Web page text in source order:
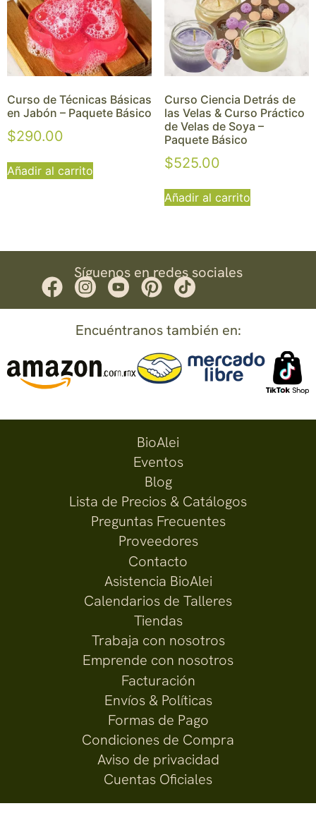
Curso de Técnicas Básicas
en Jabón – Paquete Básico
$290.00
Añadir al carrito
Curso Ciencia Detrás de
las Velas & Curso Práctico
de Velas de Soya –
Paquete Básico
$525.00
Añadir al carrito
Síguenos en redes sociales
Encuéntranos también en:
BioAlei
Eventos
Blog
Lista de Precios & Catálogos
Preguntas Frecuentes
Proveedores
Contacto
Asistencia BioAlei
Calendarios de Talleres
Tiendas
Trabaja con nosotros
Emprende con nosotros
Facturación
Envíos & Políticas
Formas de Pago
Condiciones de Compra
Aviso de privacidad
Cuentas Oficiales